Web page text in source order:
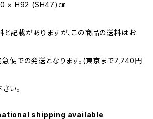
× H92 (SH47)㎝
記載がありますが、この商品の送料はお
便での発送となります。(東京まで7,740円
い。
shipping available